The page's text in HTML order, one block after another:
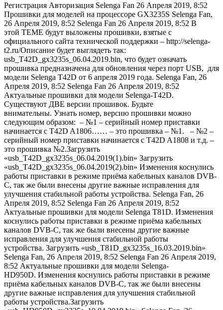
Регистрация Авторизация Selenga Fan 26 Апреля 2019, 8:52
Прошивки для моделей на процессоре GX3235S Selenga Fan,
26 Апреля 2019, 8:52 Selenga Fan 26 Апреля 2019, 8:52 В
этой ТЕМЕ будут выложены прошивки, взятые с
официального сайта технической поддержки – http://selenga-
t2.ru/Описание будет выглядеть так:
usb_T42D_gx3235s_06.04.2019.bin, что будет означать
прошивка предназначена для обновления через порт USB, для
модели Selenga T42D от 6 апреля 2019 года. Selenga Fan, 26
Апреля 2019, 8:52 Selenga Fan 26 Апреля 2019, 8:52
Актуальные прошивки для модели Selenga-T42D.
Существуют ДВЕ версии прошивок. Будьте
внимательны. Узнать номер, версию прошивки можно
следующим образом: – №1 – серийный номер приставки
начинается с T42D A1806…… – это прошивка – №1. – №2 –
серийный номер приставки начинается с T42D A1808 и т.д. –
это прошивка №2.Загрузить
«usb_T42D_gx3235s_06.04.2019(1).bin» Загрузить
«usb_T42D_gx3235s_06.04.2019(2).bin» Изменения коснулись
работы приставки в режиме приёма кабельных каналов DVB-
C, так же были внесены другие важные исправления для
улучшения стабильной работы устройства. Selenga Fan, 26
Апреля 2019, 8:52 Selenga Fan 26 Апреля 2019, 8:52
Актуальные прошивки для модели Selenga T81D. Изменения
коснулись работы приставки в режиме приёма кабельных
каналов DVB-C, так же были внесены другие важные
исправления для улучшения стабильной работы
устройства. Загрузить «usb_T81D_gx3235s_16.03.2019.bin»
Selenga Fan, 26 Апреля 2019, 8:52 Selenga Fan 26 Апреля 2019,
8:52 Актуальные прошивки для модели Selenga-
HD950D. Изменения коснулись работы приставки в режиме
приёма кабельных каналов DVB-C, так же были внесены
другие важные исправления для улучшения стабильной
работы устройства.Загрузить